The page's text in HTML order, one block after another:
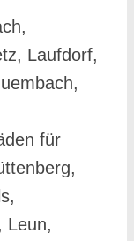
Laufdorf,
für
Leun,